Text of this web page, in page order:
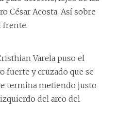
César Acosta. Así sobre
frente.
Varela puso el
fuerte y cruzado que se
termina metiendo justo
del arco del